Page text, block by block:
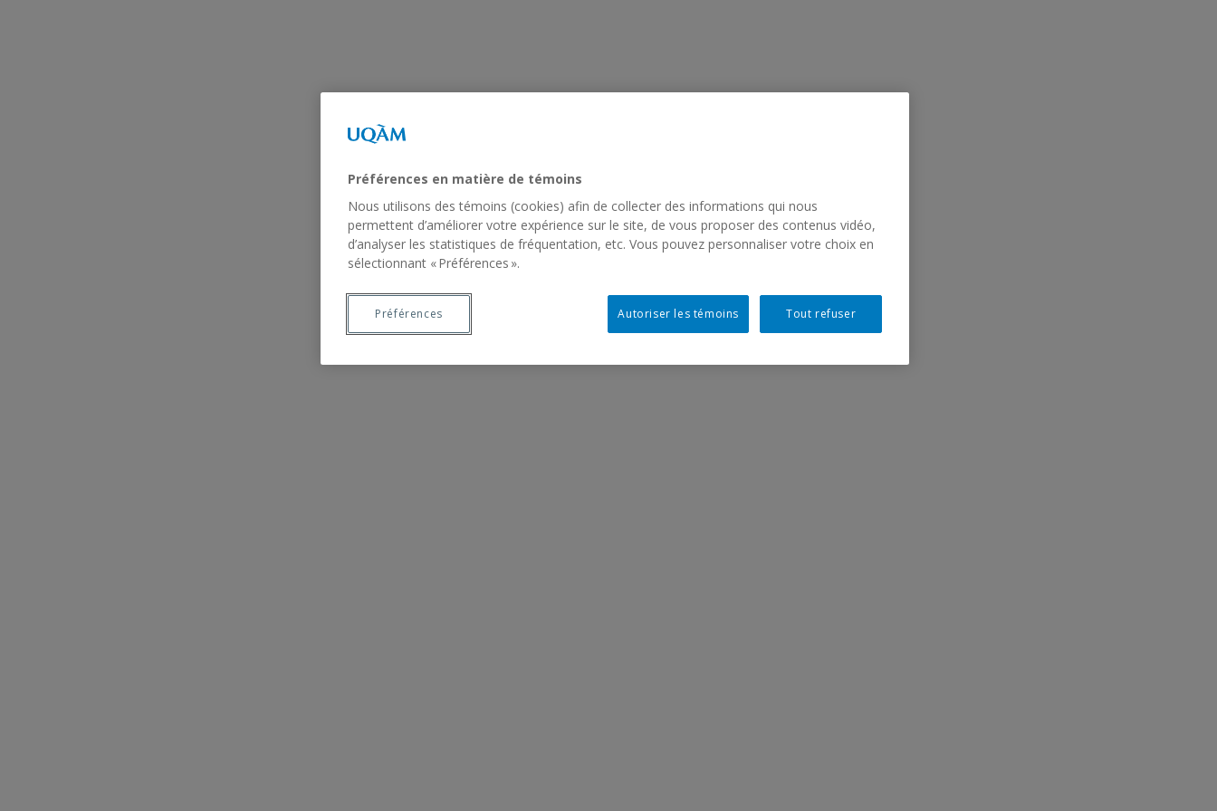
Préférences en matière de témoins
Nous utilisons des témoins (cookies) afin de collecter des informations qui nous
permettent d’améliorer votre expérience sur le site, de vous proposer des contenus vidéo,
d’analyser les statistiques de fréquentation, etc. Vous pouvez personnaliser votre choix en
sélectionnant « Préférences ».
Tout refuser
Autoriser les témoins
Préférences